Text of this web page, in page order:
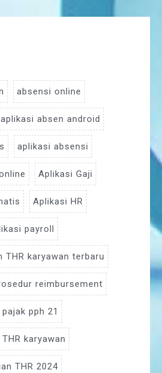
absensi online
aplikasi absen android
aplikasi absensi
Aplikasi Gaji
Aplikasi HR
payroll
THR karyawan terbaru
reimbursement
pph 21
karyawan
THR 2024